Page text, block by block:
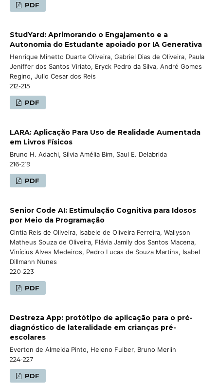
PDF
StudYard: Aprimorando o Engajamento e a
Autonomia do Estudante apoiado por IA Generativa
Henrique Minetto Duarte Oliveira, Gabriel Dias de Oliveira, Paula
Jeniffer dos Santos Viriato, Eryck Pedro da Silva, André Gomes
Regino, Julio Cesar dos Reis
212-215
PDF
LARA: Aplicação Para Uso de Realidade Aumentada
em Livros Físicos
Bruno H. Adachi, Sílvia Amélia Bim, Saul E. Delabrida
216-219
PDF
Senior Code AI: Estimulação Cognitiva para Idosos
por Meio da Programação
Cintia Reis de Oliveira, Isabele de Oliveira Ferreira, Wallyson
Matheus Souza de Oliveira, Flávia Jamily dos Santos Macena,
Vinícius Alves Medeiros, Pedro Lucas de Souza Martins, Isabel
Dillmann Nunes
220-223
PDF
Destreza App: protótipo de aplicação para o pré-
diagnóstico de lateralidade em crianças pré-
escolares
Everton de Almeida Pinto, Heleno Fulber, Bruno Merlin
224-227
PDF